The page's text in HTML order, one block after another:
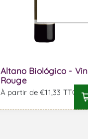
Altano Biológico - Vin
Rouge
À partir de €11,33 TTC